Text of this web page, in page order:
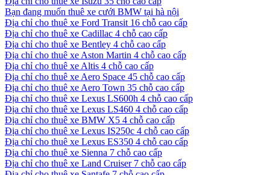
Bạn đang muốn thuê xe cưới BMW tại hà nội
Địa chỉ cho thuê xe Ford Transit 16 chỗ cao cấp
Địa chỉ cho thuê xe Cadillac 4 chỗ cao cấp
Địa chỉ cho thuê xe Bentley 4 chỗ cao cấp
Địa chỉ cho thuê xe Aston Martin 4 chỗ cao cấp
Địa chỉ cho thuê xe Altis 4 chỗ cao cấp
Địa chỉ cho thuê xe Aero Space 45 chỗ cao cấp
Địa chỉ cho thuê xe Aero Town 35 chỗ cao cấp
Địa chỉ cho thuê xe Lexus LS600h 4 chỗ cao cấp
Địa chỉ cho thuê xe Lexus LS460 4 chỗ cao cấp
Địa chỉ cho thuê xe BMW X5 4 chỗ cao cấp
Địa chỉ cho thuê xe Lexus IS250c 4 chỗ cao cấp
Địa chỉ cho thuê xe Lexus ES350 4 chỗ cao cấp
Địa chỉ cho thuê xe Sienna 7 chỗ cao cấp
Địa chỉ cho thuê xe Land Cruiser 7 chỗ cao cấp